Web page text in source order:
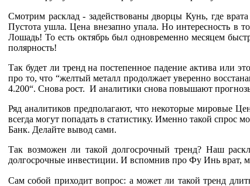
Смотрим расклад - задействованы дворцы Кунь, где
Пустота ушла. Цена внезапно упала. Но интересность в
Лошадь! То есть октябрь был одновременно месяцем
полярность!
Так будет ли тренд на постепенное падение актива или
про то, что “желтый металл продолжает уверенно
4.200“. Снова рост. И аналитики снова повышают
Ряд аналитиков предполагают, что некоторые мировые
всегда могут попадать в статистику. Именно такой спрос
Банк. Делайте вывод сами.
Так возможен ли такой долгосрочный тренд? Наш
долгосрочные инвестиции. И вспомнив про Фу
Сам собой приходит вопрос: а может ли такой тренд